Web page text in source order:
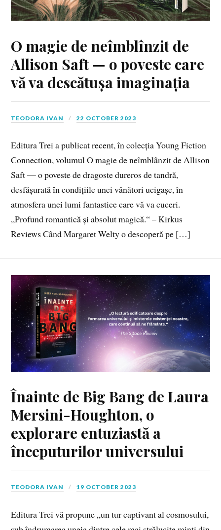
O magie de neîmblînzit de
Allison Saft — o poveste care
vă va descătușa imaginația
TEODORA IVAN 22 OCTOBER 2023
Editura Trei a publicat recent, în colecția Young Fiction
Connection, volumul O magie de neîmblânzit de Allison
Saft — o poveste de dragoste dureros de tandră,
desfășurată în condițiile unei vânători ucigașe, în
atmosfera unei lumi fantastice care vă va cuceri.
„Profund romantică și absolut magică.“ – Kirkus
Reviews Când Margaret Welty o descoperă pe […]
Înainte de Big Bang de Laura
Mersini-Houghton, o
explorare entuziastă a
începuturilor universului
TEODORA IVAN 19 OCTOBER 2023
Editura Trei vă propune „un tur captivant al cosmosului,